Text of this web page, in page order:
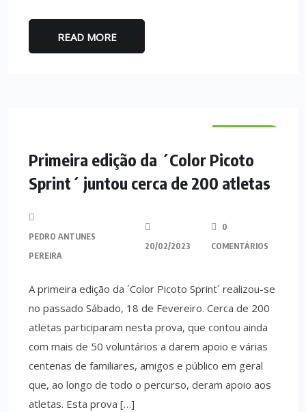
READ MORE
Primeira edição da ´Color Picoto
Sprint´ juntou cerca de 200 atletas
PEDRO ANTUNES
PEREIRA
20/02/2023
0
COMENTÁRIOS
A primeira edição da ´Color Picoto Sprint´ realizou-se
no passado Sábado, 18 de Fevereiro. Cerca de 200
atletas participaram nesta prova, que contou ainda
com mais de 50 voluntários a darem apoio e várias
centenas de familiares, amigos e público em geral
que, ao longo de todo o percurso, deram apoio aos
atletas. Esta prova […]